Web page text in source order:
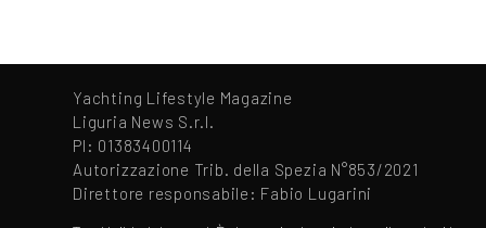
Yachting Lifestyle Magazine
Liguria News S.r.l.
PI: 01383400114
Autorizzazione Trib. della Spezia N°853/2021
Direttore responsabile: Fabio Lugarini